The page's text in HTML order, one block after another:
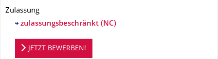
Zulassung
zulassungsbeschränkt (NC)
Bewerbungsportal
JETZT BEWERBEN!